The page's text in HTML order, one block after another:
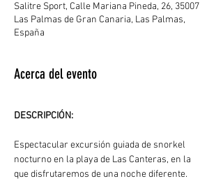
Salitre Sport, Calle Mariana Pineda, 26, 35007
Las Palmas de Gran Canaria, Las Palmas,
España
Acerca del evento
DESCRIPCIÓN:
Espectacular excursión guiada de snorkel
nocturno en la playa de Las Canteras, en la
que disfrutaremos de una noche diferente.